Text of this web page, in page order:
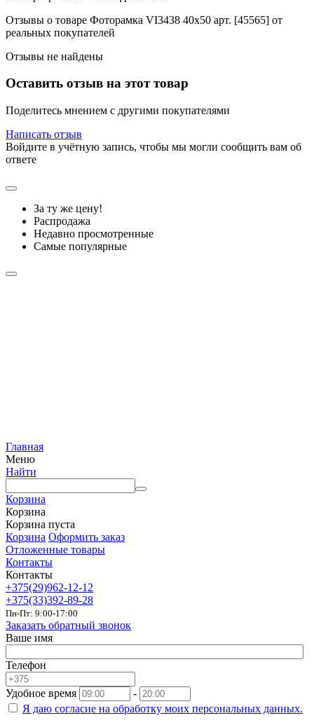
Отзывы о товаре Фоторамка VI3438 40x50 арт. [45565] от
реальных покупателей
Отзывы не найдены
Оставить отзыв на этот товар
Поделитесь мнением с другими покупателями
Написать отзыв
Войдите в учётную запись, чтобы мы могли сообщить вам об
ответе
За ту же цену!
Распродажа
Недавно просмотренные
Самые популярные
Главная
Меню
Найти
Корзина
Корзина
Корзина пуста
Корзина Оформить заказ
Отложенные товары
Контакты
Контакты
+375(29)962-12-12
+375(33)392-89-28
Пн-Пт: 9:00-17:00
Заказать обратный звонок
Ваше имя
Телефон
Удобное время
-
Я даю согласие на обработку моих персональных данных.